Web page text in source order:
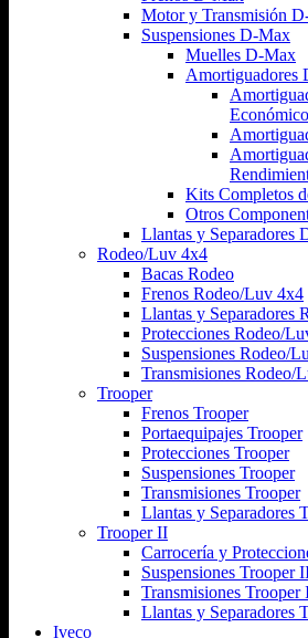
Motor y Transmisión
Suspensiones D-Max
Muelles D-Max
Amortiguadores
Kits Completos
Otros
Llantas y Separadores
Rodeo/Luv 4x4
Bacas Rodeo
Frenos Rodeo/Luv 4x4
Llantas y Separadores
Protecciones Rodeo/
Suspensiones Rodeo/
Transmisiones Rodeo/
Trooper
Frenos Trooper
Portaequipajes Trooper
Protecciones Trooper
Suspensiones Trooper
Transmisiones Trooper
Llantas y Separadores
Trooper II
Carrocería y
Suspensiones Trooper
Transmisiones Trooper
Llantas y Separadores
Iveco